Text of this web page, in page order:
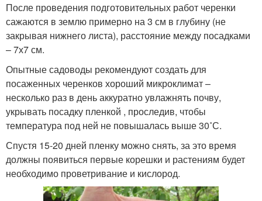
После проведения подготовительных работ черенки
сажаются в землю примерно на 3 см в глубину (не
закрывая нижнего листа), расстояние между посадками
– 7х7 см.
Опытные садоводы рекомендуют создать для
посаженных черенков хороший микроклимат –
несколько раз в день аккуратно увлажнять почву,
укрывать посадку пленкой , проследив, чтобы
температура под ней не повышалась выше 30˚С.
Спустя 15-20 дней пленку можно снять, за это время
должны появиться первые корешки и растениям будет
необходимо проветривание и кислород.